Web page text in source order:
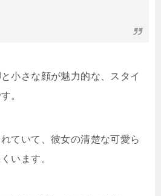
小さな顔が魅力的な、スタイ
。
ていて、彼女の清楚な可愛ら
います。